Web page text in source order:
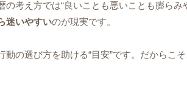
考え方では“良いことも悪いことも膨ら
迷いやすいのが現実です。
の選び方を助ける“目安”です。だからこ